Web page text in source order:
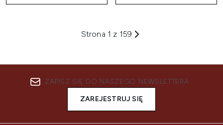
Strona 1 z 159
ZAPISZ SIĘ DO NASZEGO NEWSLETTERA
ZAREJESTRUJ SIĘ